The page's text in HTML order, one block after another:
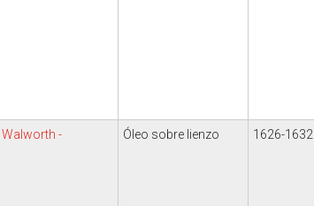
-
Óleo sobre lienzo 1626-1632.